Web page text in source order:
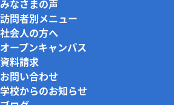
みなさまの声
訪問者別メニュー
社会人の方へ
オープンキャンパス
資料請求
お問い合わせ
学校からのお知らせ